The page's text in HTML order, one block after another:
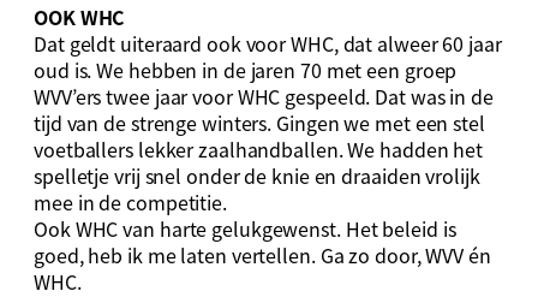
OOK WHC
Dat geldt uiteraard ook voor WHC, dat alweer 60 jaar
oud is. We hebben in de jaren 70 met een groep
WVV’ers twee jaar voor WHC gespeeld. Dat was in de
tijd van de strenge winters. Gingen we met een stel
voetballers lekker zaalhandballen. We hadden het
spelletje vrij snel onder de knie en draaiden vrolijk
mee in de competitie.
Ook WHC van harte gelukgewenst. Het beleid is
goed, heb ik me laten vertellen. Ga zo door, WVV én
WHC.